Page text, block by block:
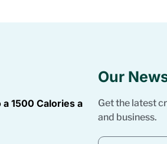
a 1500 Calories a
Our
Get the latest